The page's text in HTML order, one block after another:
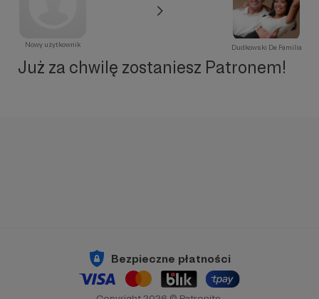
Nowy użytkownik Dudkowski De Familia
Już za chwilę zostaniesz Patronem!
Bezpieczne płatności